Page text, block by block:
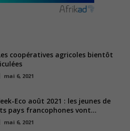
coopératives agricoles bientôt
mai 6, 2021
Eco août 2021 : les jeunes de
pays francophones vont...
mai 6, 2021